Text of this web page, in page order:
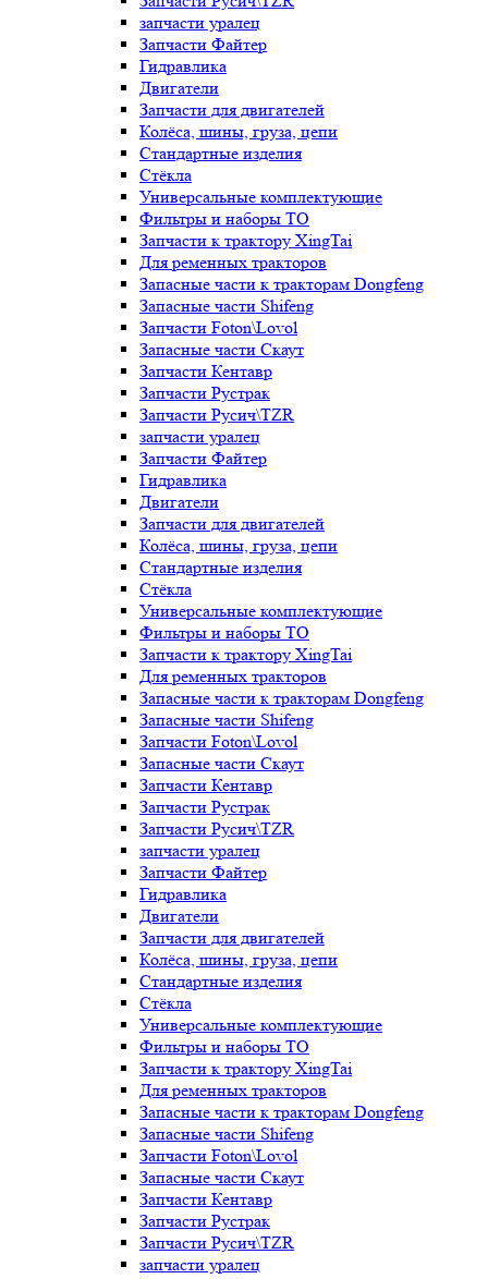
запчасти уралец
Запчасти Файтер
Гидравлика
Двигатели
Запчасти для двигателей
Колёса, шины, груза, цепи
Стандартные изделия
Стёкла
Универсальные комплектующие
Фильтры и наборы ТО
Запчасти к трактору XingTai
Для ременных тракторов
Запасные части к тракторам Dongfeng
Запасные части Shifeng
Запчасти Foton\Lovol
Запасные части Скаут
Запчасти Кентавр
Запчасти Рустрак
Запчасти Русич\TZR
запчасти уралец
Запчасти Файтер
Гидравлика
Двигатели
Запчасти для двигателей
Колёса, шины, груза, цепи
Стандартные изделия
Стёкла
Универсальные комплектующие
Фильтры и наборы ТО
Запчасти к трактору XingTai
Для ременных тракторов
Запасные части к тракторам Dongfeng
Запасные части Shifeng
Запчасти Foton\Lovol
Запасные части Скаут
Запчасти Кентавр
Запчасти Рустрак
Запчасти Русич\TZR
запчасти уралец
Запчасти Файтер
Гидравлика
Двигатели
Запчасти для двигателей
Колёса, шины, груза, цепи
Стандартные изделия
Стёкла
Универсальные комплектующие
Фильтры и наборы ТО
Запчасти к трактору XingTai
Для ременных тракторов
Запасные части к тракторам Dongfeng
Запасные части Shifeng
Запчасти Foton\Lovol
Запасные части Скаут
Запчасти Кентавр
Запчасти Рустрак
Запчасти Русич\TZR
запчасти уралец